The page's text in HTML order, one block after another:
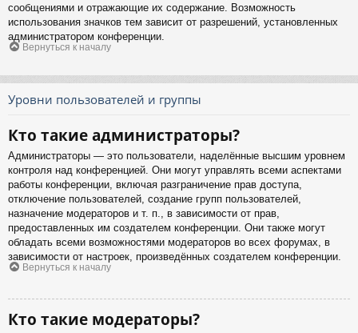
сообщениями и отражающие их содержание. Возможность
использования значков тем зависит от разрешений, установленных
администратором конференции.
Вернуться к началу
Уровни пользователей и группы
Кто такие администраторы?
Администраторы — это пользователи, наделённые высшим уровнем
контроля над конференцией. Они могут управлять всеми аспектами
работы конференции, включая разграничение прав доступа,
отключение пользователей, создание групп пользователей,
назначение модераторов и т. п., в зависимости от прав,
предоставленных им создателем конференции. Они также могут
обладать всеми возможностями модераторов во всех форумах, в
зависимости от настроек, произведённых создателем конференции.
Вернуться к началу
Кто такие модераторы?